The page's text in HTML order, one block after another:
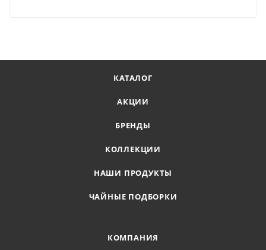
КАТАЛОГ
АКЦИИ
БРЕНДЫ
КОЛЛЕКЦИИ
НАШИ ПРОДУКТЫ
ЧАЙНЫЕ ПОДБОРКИ
КОМПАНИЯ